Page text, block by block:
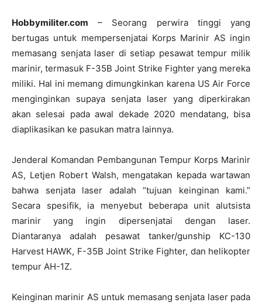
Hobbymiliter.com – Seorang perwira tinggi yang
bertugas untuk mempersenjatai Korps Marinir AS ingin
memasang senjata laser di setiap pesawat tempur milik
marinir, termasuk F-35B Joint Strike Fighter yang mereka
miliki. Hal ini memang dimungkinkan karena US Air Force
menginginkan supaya senjata laser yang diperkirakan
akan selesai pada awal dekade 2020 mendatang, bisa
diaplikasikan ke pasukan matra lainnya.
Jenderal Komandan Pembangunan Tempur Korps Marinir
AS, Letjen Robert Walsh, mengatakan kepada wartawan
bahwa senjata laser adalah “tujuan keinginan kami.”
Secara spesifik, ia menyebut beberapa unit alutsista
marinir yang ingin dipersenjatai dengan laser.
Diantaranya adalah pesawat tanker/gunship KC-130
Harvest HAWK, F-35B Joint Strike Fighter, dan helikopter
tempur AH-1Z.
Keinginan marinir AS untuk memasang senjata laser pada